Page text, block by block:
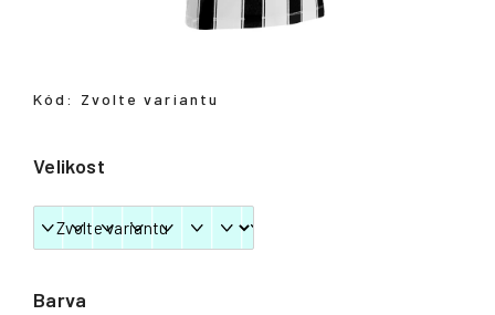
Barva
Velikost
Kód: Zvolte variantu